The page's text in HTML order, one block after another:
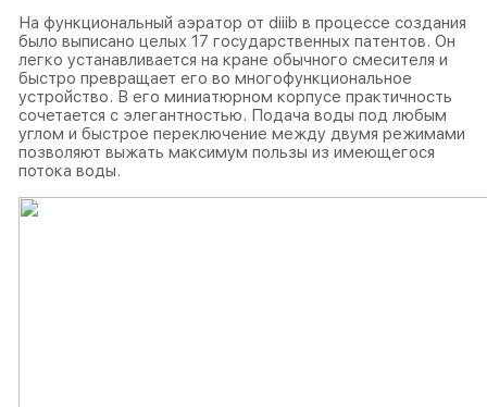
На функциональный аэратор от diiib в процессе создания
было выписано целых 17 государственных патентов. Он
легко устанавливается на кране обычного смесителя и
быстро превращает его во многофункциональное
устройство. В его миниатюрном корпусе практичность
сочетается с элегантностью. Подача воды под любым
углом и быстрое переключение между двумя режимами
позволяют выжать максимум пользы из имеющегося
потока воды.